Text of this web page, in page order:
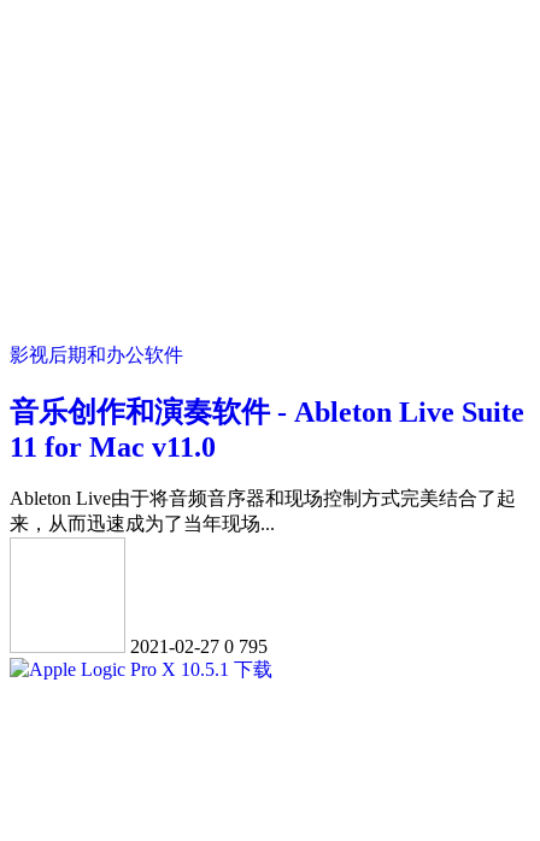
影视后期和办公软件
音乐创作和演奏软件 - Ableton Live Suite
11 for Mac v11.0
Ableton Live由于将音频音序器和现场控制方式完美结合了起
来，从而迅速成为了当年现场...
2021-02-27 0 795